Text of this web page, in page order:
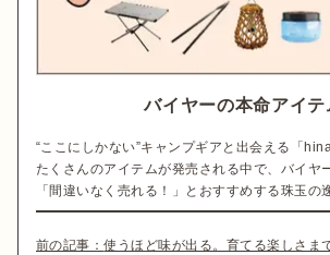
バイヤーの本命アイテ
“ここにしかない”キャンプギアと出会える「
たくさんのアイテムが発売される中で、バイヤ
「間違いなく売れる！」とおすすめする珠玉の
前の記事：使うほど味が出る。育てる楽しさまであるペグハンマー